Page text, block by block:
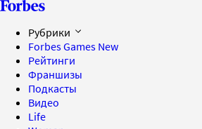
Рубрики
Forbes Games New
Рейтинги
Франшизы
Подкасты
Видео
Life